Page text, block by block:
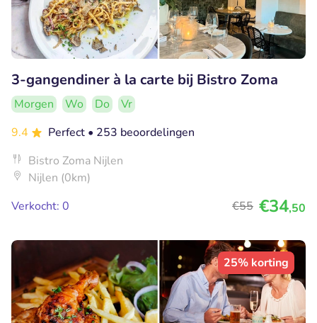
3-gangendiner à la carte bij Bistro Zoma
Morgen Wo Do
Vr
9.4
Perfect • 253 beoordelingen
Bistro Zoma Nijlen
Nijlen (0km)
Verkocht: 0
€55 €34,50
25% korting